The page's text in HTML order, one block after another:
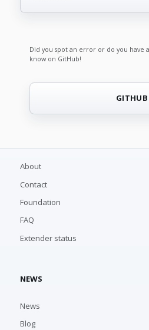
Did you spot an error or do you have
know on GitHub!
GITHUB
About
Contact
Foundation
FAQ
Extender status
NEWS
News
Blog